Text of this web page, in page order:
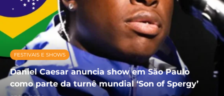
FESTIVAIS E SHOWS
Daniel Caesar anuncia show em São Paulo
como parte da turnê mundial ‘Son of Spergy’